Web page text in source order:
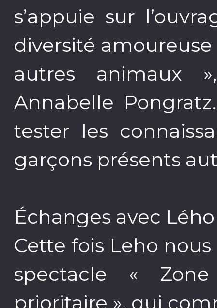
s’appuie sur
diversité
autres animaux
Annabelle
tester les
garçons présents
Échanges avec
Cette fois Leho
spectacle « Zone
prioritaire », qui